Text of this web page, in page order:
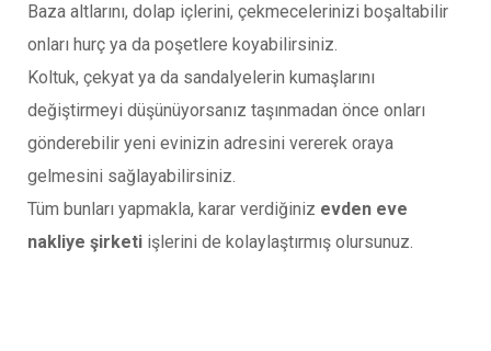
Baza altlarını, dolap içlerini, çekmecelerinizi boşaltabilir
onları hurç ya da poşetlere koyabilirsiniz.
Koltuk, çekyat ya da sandalyelerin kumaşlarını
değiştirmeyi düşünüyorsanız taşınmadan önce onları
gönderebilir yeni evinizin adresini vererek oraya
gelmesini sağlayabilirsiniz.
Tüm bunları yapmakla, karar verdiğiniz evden eve
nakliye şirketi işlerini de kolaylaştırmış olursunuz.